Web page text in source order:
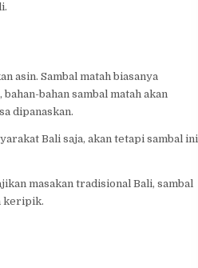
asin. Sambal matah biasanya
bahan sambal matah akan
dipanaskan.
Bali saja, akan tetapi sambal ini
masakan tradisional Bali, sambal
keripik.